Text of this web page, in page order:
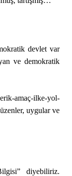
devlet var
ve demokratik
amaç-ilke-yol-
uygular ve
diyebiliriz.